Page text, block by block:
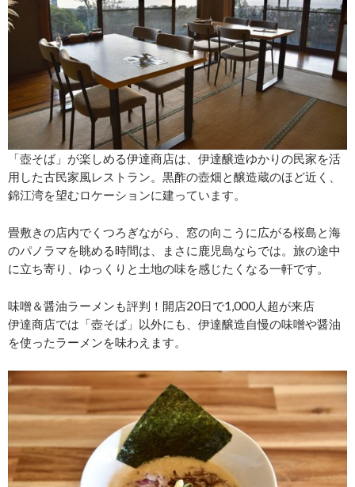
「壺そば」が楽しめる伊達商店は、伊達醸造ゆかりの民家を活
用した古民家風レストラン。黒酢の壺畑と醸造蔵のほど近く、
錦江湾を望むロケーションに建っています。
畳敷きの店内でくつろぎながら、窓の向こうに広がる桜島と海
のパノラマを眺める時間は、まさに鹿児島ならでは。旅の途中
に立ち寄り、ゆっくりと土地の味を感じたくなる一軒です。
味噌＆醤油ラーメンも評判！開店20日で1,000人超が来店
伊達商店では「壺そば」以外にも、伊達醸造自慢の味噌や醤油
を使ったラーメンを味わえます。